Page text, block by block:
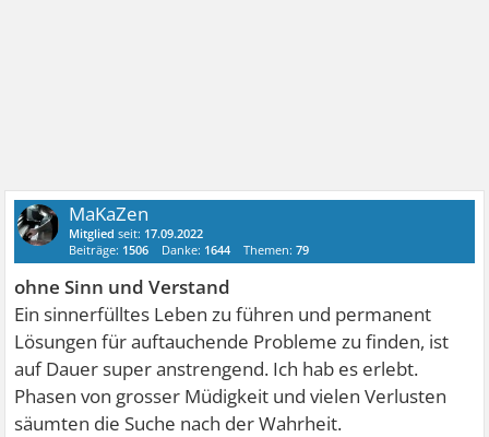
MaKaZen
Mitglied seit: 17.09.2022
Beiträge: 1506 Danke: 1644 Themen:79
ohne Sinn und Verstand
Ein sinnerfülltes Leben zu führen und permanent
Lösungen für auftauchende Probleme zu finden, ist
auf Dauer super anstrengend. Ich hab es erlebt.
Phasen von grosser Müdigkeit und vielen Verlusten
säumten die Suche nach der Wahrheit.